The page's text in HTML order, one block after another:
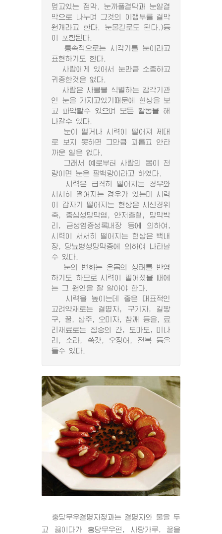
덮고있는 점막. 눈까풀결막과 눈알결
막으로 나누며 그것의 이행부를 결막
원개라고 한다. 눈물길로도 된다.)등
이 포함된다.
통속적으로는 시각기를 눈이라고
표현하기도 한다.
사람에게 있어서 눈만큼 소중하고
귀중한것은 없다.
사람은 사물을 식별하는 감각기관
인 눈을 가지고있기때문에 현상을 보
고 파악할수 있으며 모든 활동을 해
나갈수 있다.
눈이 멀거나 시력이 떨어져 제대
로 보지 못하면 그만큼 괴롭고 안타
까운 일은 없다.
그래서 예로부터 사람의 몸이 천
량이면 눈은 팔백량이라고 하였다.
시력은 급격히 떨어지는 경우와
서서히 떨어지는 경우가 있는데 시력
이 갑자기 떨어지는 현상은 시신경위
축, 중심성망막염, 안저출혈, 망막박
리, 급성염증성록내장 등에 의하여,
시력이 서서히 떨어지는 현상은 백내
장, 당뇨병성망막증에 의하여 나타날
수 있다.
눈의 변화는 온몸의 상태를 반영
하기도 하므로 시력이 떨어졌을 때에
는 그 원인을 잘 알아야 한다.
시력을 높이는데 좋은 대표적인
고려약재로는 결명자, 구기자, 길짱
구, 꿀, 삽주, 오미자, 참깨 등을, 료
리재료로는 짐승의 간, 도마도, 미나
리, 소라, 쑥갓, 오징어, 전복 등을
들수 있다.
홍당무우결명자정과는 결명자와 물을 두
고 끓이다가 홍당무우편, 사탕가루, 꿀을